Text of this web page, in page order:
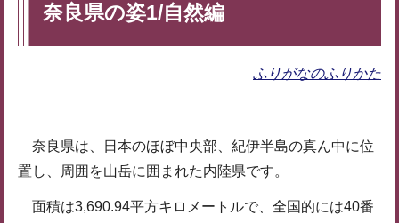
奈良県の姿1/自然編
ふりがなのふりかた
奈良県は、日本のほぼ中央部、紀伊半島の真ん中に位
置し、周囲を山岳に囲まれた内陸県です。
面積は3,690.94平方キロメートルで、全国的には40番